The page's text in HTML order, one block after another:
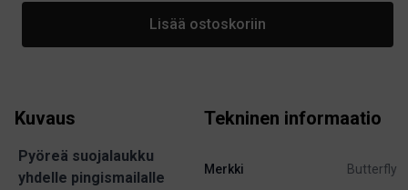
Lisää ostoskoriin
Kuvaus
Pyöreä suojalaukku
yhdelle pingismailalle
Tekninen informaatio
Merkki Butterfly